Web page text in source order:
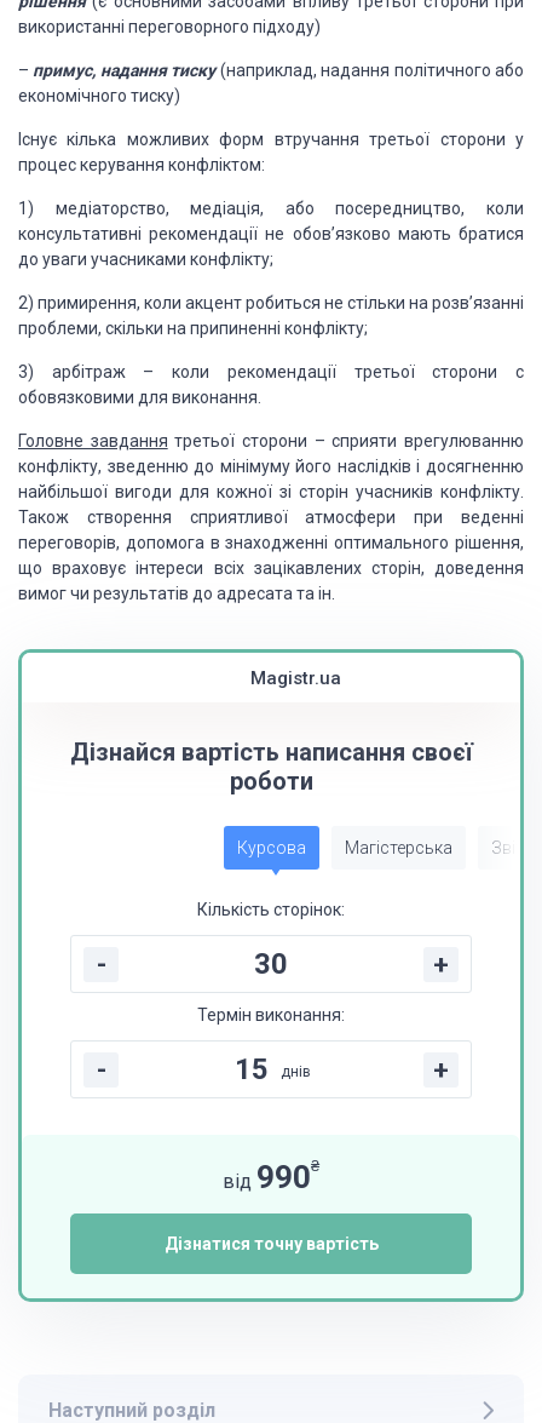
використанні переговорного підходу)
– примус, надання тиску(наприклад, надання політичного або
економічного тиску)
Існує кілька можливих форм втручання третьої сторони у
процес керування конфліктом:
1) медіаторство, медіація, або посередництво, коли
консультативні рекомендації не обов’язково мають братися
до уваги учасниками конфлікту;
2) примирення, коли акцент робиться не стільки на розв’язанні
проблеми, скільки на припиненні конфлікту;
3) арбітраж – коли рекомендації третьої сторони с
обовязковими для виконання.
Головне завдання третьої сторони – сприяти врегулюванню
конфлікту, зведенню до мінімуму його наслідків і досягненню
найбільшої вигоди для кожної зі сторін учасників конфлікту.
Також створення сприятливої атмосфери при веденні
переговорів, допомога в знаходженні оптимального рішення,
що враховує інтереси всіх зацікавлених сторін, доведення
вимог чи результатів до адресата та ін.
Magistr.ua
Дізнайся вартість написання своєї
роботи
Курсова Магістерська Звіт
Кількість сторінок:
- +
Термін виконання:
- днів +
від 990₴
Дізнатися точну вартість
Наступний розділ